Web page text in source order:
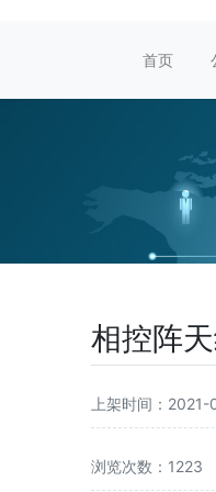
首页
相控阵
上架时间：
浏览次数：1223